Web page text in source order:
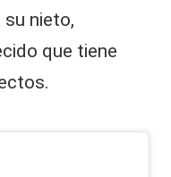
nieto,
que tiene